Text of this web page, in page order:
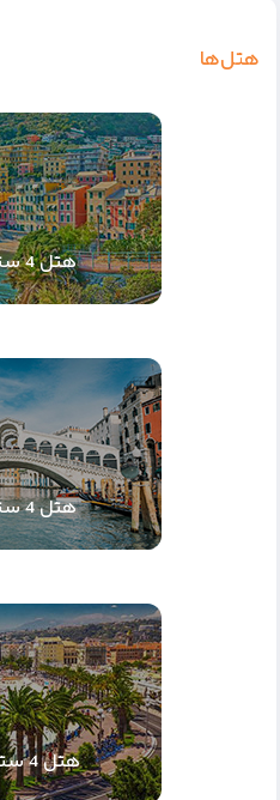
هتل‌ها
هتل 4 ستاره جنوا
هتل 4 ستاره ونیز
هتل 4 ستاره نیس